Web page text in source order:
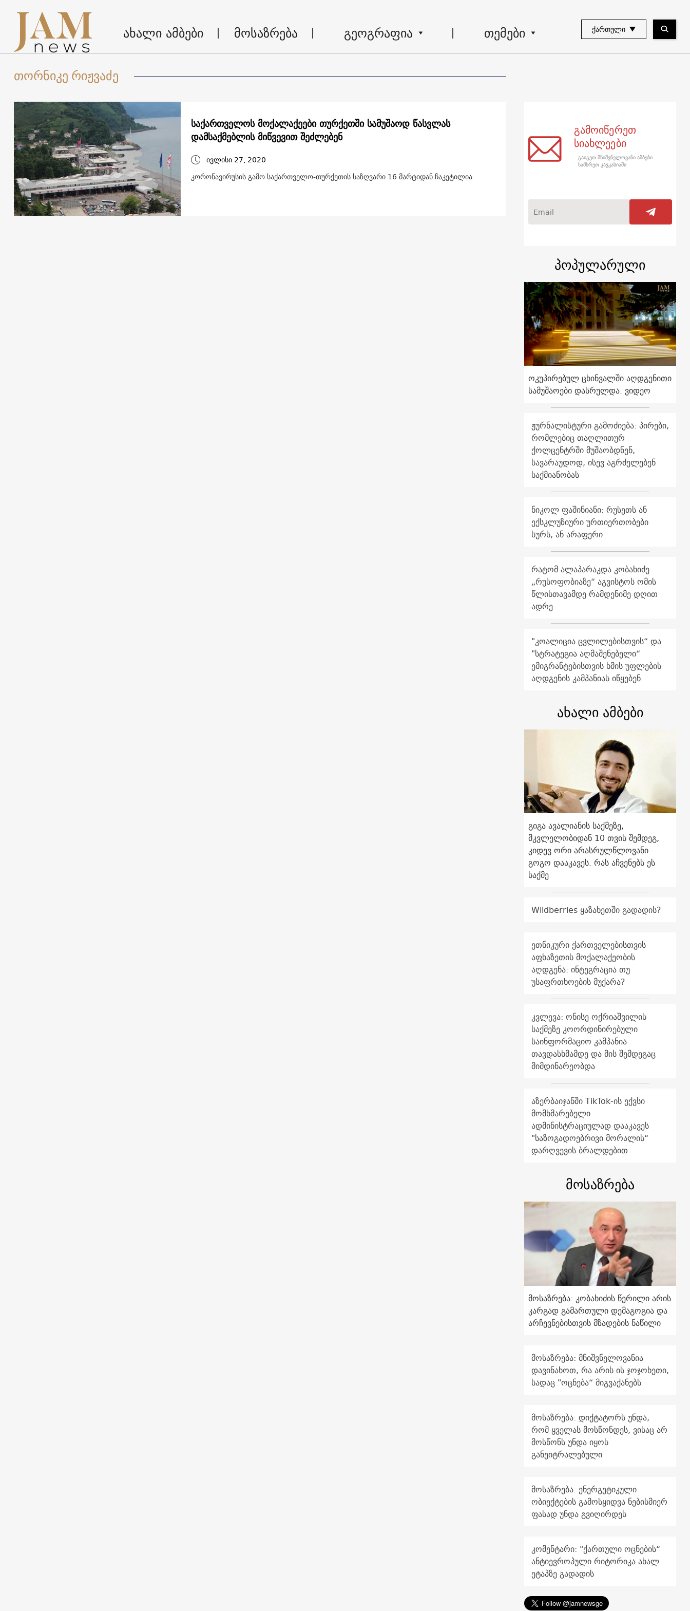
ახალი ამბები მოსაზრება გეოგრაფია თემები ᲥᲐᲠᲗᲣᲚᲘ
თორნიკე რიჟვაძე
საქართველოს მოქალაქეები თურქეთში სამუშაოდ წასვლას
დამსაქმებლის მიწვევით შეძლებენ
ივლისი 27, 2020
კორონავირუსის გამო საქართველო-თურქეთის საზღვარი 16 მარტიდან ჩაკეტილია
გამოიწერეთ
სიახლეები
გაიგეთ მნიშვნელოვანი ამბები
სამხრეთ კავკასიაში
პოპულარული
ოკუპირებულ ცხინვალში აღდგენითი
სამუშაოები დასრულდა. ვიდეო
ჟურნალისტური გამოძიება: პირები,
რომლებიც თაღლითურ
ქოლცენტრში მუშაობდნენ,
სავარაუდოდ, ისევ აგრძელებენ
საქმიანობას
ნიკოლ ფაშინიანი: რუსეთს ან
ექსკლუზიური ურთიერთობები
სურს, ან არაფერი
რატომ ალაპარაკდა კობახიძე
„რუსოფობიაზე“ აგვისტოს ომის
წლისთავამდე რამდენიმე დღით
ადრე
"კოალიცია ცვლილებისთვის“ და
"სტრატეგია აღმაშენებელი“
ემიგრანტებისთვის ხმის უფლების
აღდგენის კამპანიას იწყებენ
ახალი ამბები
გიგა ავალიანის საქმეზე,
მკვლელობიდან 10 თვის შემდეგ,
კიდევ ორი არასრულწლოვანი
გოგო დააკავეს. რას აჩვენებს ეს
საქმე
Wildberries ყაზახეთში გადადის?
ეთნიკური ქართველებისთვის
აფხაზეთის მოქალაქეობის
აღდგენა: ინტეგრაცია თუ
უსაფრთხოების მუქარა?
კვლევა: ონისე ოქრიაშვილის
საქმეზე კოორდინირებული
საინფორმაციო კამპანია
თავდასხმამდე და მის შემდეგაც
მიმდინარეობდა
აზერბაიჯანში TikTok-ის ექვსი
მომხმარებელი
ადმინისტრაციულად დააკავეს
"საზოგადოებრივი მორალის“
დარღვევის ბრალდებით
მოსაზრება
მოსაზრება: კობახიძის წერილი არის
კარგად გამართული დემაგოგია და
არჩევნებისთვის მზადების ნაწილი
მოსაზრება: მნიშვნელოვანია
დავინახოთ, რა არის ის ჯოჯოხეთი,
სადაც "ოცნება“ მიგვაქანებს
მოსაზრება: დიქტატორს უნდა,
რომ ყველას მოსწონდეს, ვისაც არ
მოსწონს უნდა იყოს
განეიტრალებული
მოსაზრება: ენერგეტიკული
ობიექტების გამოსყიდვა ნებისმიერ
ფასად უნდა გვიღირდეს
კომენტარი: "ქართული ოცნების“
ანტიევროპული რიტორიკა ახალ
ეტაპზე გადადის